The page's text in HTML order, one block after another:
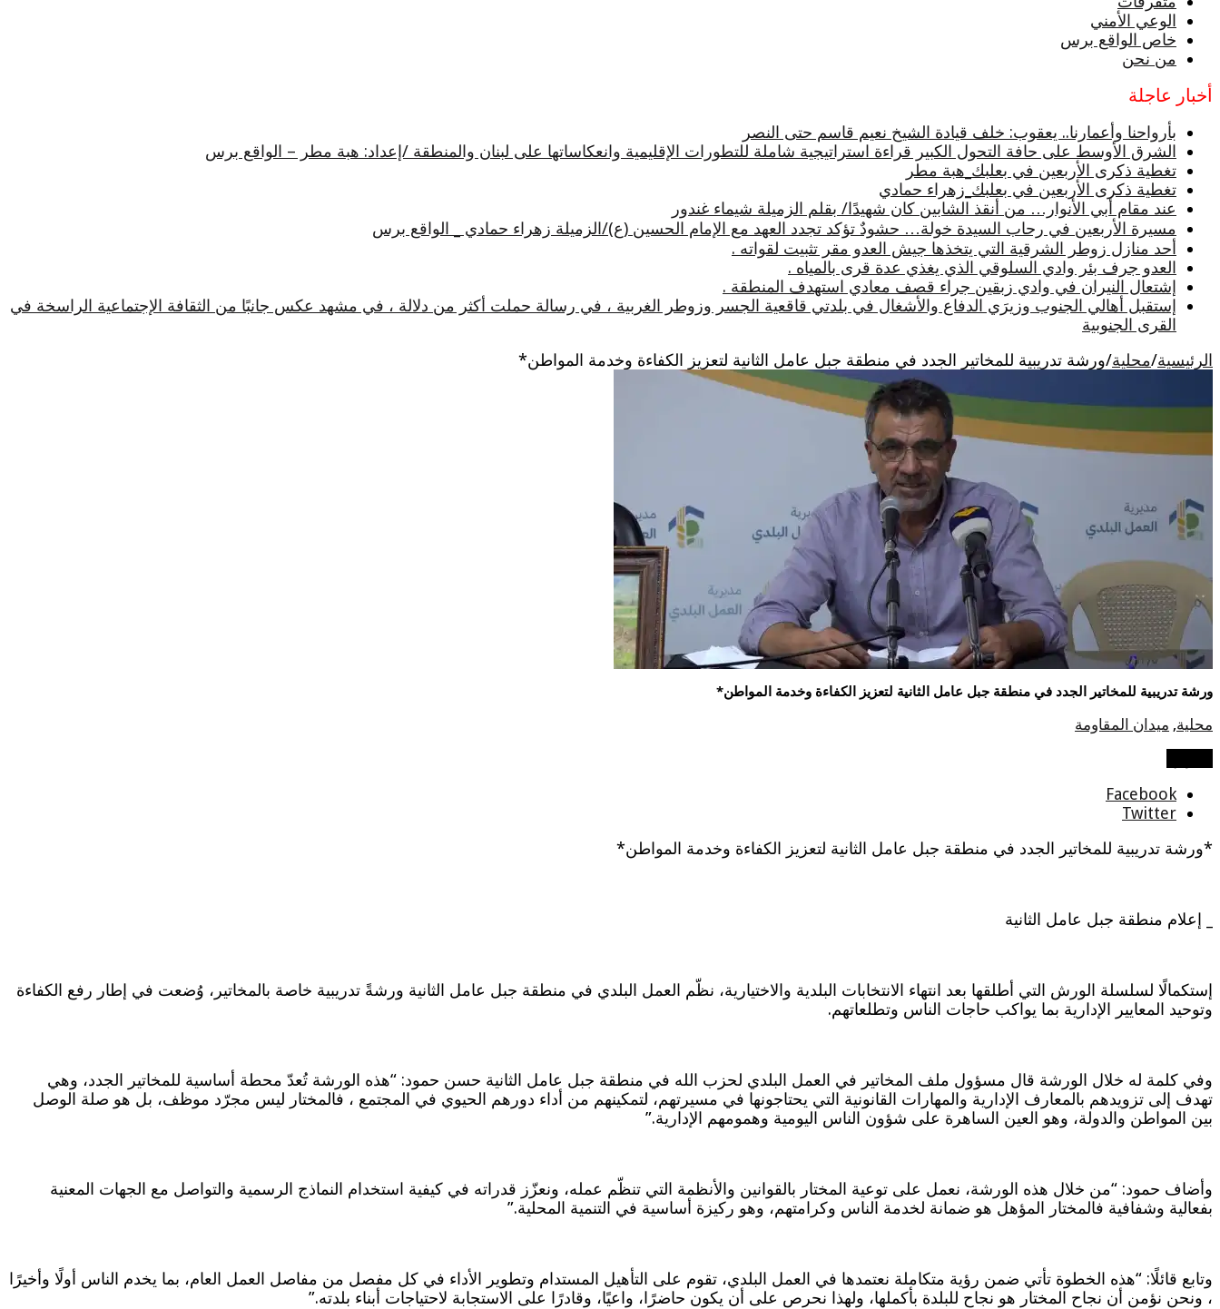
الوعي الأمني
خاص الواقع برس
من نحن
أخبار عاجلة
بأرواحنا وأعمارنا.. يعقوب: خلف قيادة الشيخ نعيم قاسم حتى النصر
الشرق الأوسط على حافة التحول الكبير قراءة استراتيجية شاملة للتطورات الإقليمية وانعكاساتها على لبنان والمنطقة /إعداد: هبة مطر – الواقع برس
تغطية ذكرى الأربعين في بعلبك_هبة مطر
تغطية ذكرى الأربعين في بعلبك_زهراء حمادي
عند مقام أبي الأنوار… من أنقذ الشابين كان شهيدًا/ بقلم الزميلة شيماء غندور
مسيرة الأربعين في رحاب السيدة خولة… حشودٌ تؤكد تجدد العهد مع الإمام الحسين (ع)/الزميلة زهراء حمادي _ الواقع برس
أحد منازل زوطر الشرقية التي يتخذها جيش العدو مقر تثبيت لقواته .
العدو جرف بئر وادي السلوقي الذي يغذي عدة قرى بالمياه .
إشتعال النيران في وادي زبقين جراء قصف معادي استهدف المنطقة .
إستقبل أهالي الجنوب وزيرَي الدفاع والأشغال في بلدتي قاقعية الجسر وزوطر الغربية ، في رسالة حملت أكثر من دلالة ، في مشهد عكس جانبًا من الثقافة الإجتماعية الراسخة في
القرى الجنوبية
الرئيسية/محلية/ورشة تدريبية للمخاتير الجدد في منطقة جبل عامل الثانية لتعزيز الكفاءة وخدمة المواطن*
ورشة تدريبية للمخاتير الجدد في منطقة جبل عامل الثانية لتعزيز الكفاءة وخدمة المواطن*
محلية, ميدان المقاومة
Facebook
Twitter
*ورشة تدريبية للمخاتير الجدد في منطقة جبل عامل الثانية لتعزيز الكفاءة وخدمة المواطن*
_ إعلام منطقة جبل عامل الثانية
إستكمالًا لسلسلة الورش التي أطلقها بعد انتهاء الانتخابات البلدية والاختيارية، نظّم العمل البلدي في منطقة جبل عامل الثانية ورشةً تدريبية خاصة بالمخاتير، وُضعت في إطار رفع الكفاءة
وتوحيد المعايير الإدارية بما يواكب حاجات الناس وتطلعاتهم.
وفي كلمة له خلال الورشة قال مسؤول ملف المخاتير في العمل البلدي لحزب الله في منطقة جبل عامل الثانية حسن حمود: “هذه الورشة تُعدّ محطة أساسية للمخاتير الجدد، وهي
تهدف إلى تزويدهم بالمعارف الإدارية والمهارات القانونية التي يحتاجونها في مسيرتهم، لتمكينهم من أداء دورهم الحيوي في المجتمع ، فالمختار ليس مجرّد موظف، بل هو صلة الوصل
بين المواطن والدولة، وهو العين الساهرة على شؤون الناس اليومية وهمومهم الإدارية.”
وأضاف حمود: “من خلال هذه الورشة، نعمل على توعية المختار بالقوانين والأنظمة التي تنظّم عمله، ونعزّز قدراته في كيفية استخدام النماذج الرسمية والتواصل مع الجهات المعنية
بفعالية وشفافية فالمختار المؤهل هو ضمانة لخدمة الناس وكرامتهم، وهو ركيزة أساسية في التنمية المحلية.”
وتابع قائلًا: “هذه الخطوة تأتي ضمن رؤية متكاملة نعتمدها في العمل البلدي، تقوم على التأهيل المستدام وتطوير الأداء في كل مفصل من مفاصل العمل العام، بما يخدم الناس أولًا وأخيرًا
، ونحن نؤمن أن نجاح المختار هو نجاح للبلدة بأكملها، ولهذا نحرص على أن يكون حاضرًا، واعيًا، وقادرًا على الاستجابة لاحتياجات أبناء بلدته.”